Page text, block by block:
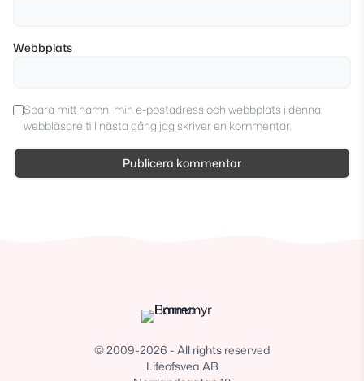
Webbplats
Spara mitt namn, min e-postadress och webbplats i denna
webbläsare till nästa gång jag skriver en kommentar.
© 2009-2026 - All rights reserved
Lifeofsvea AB